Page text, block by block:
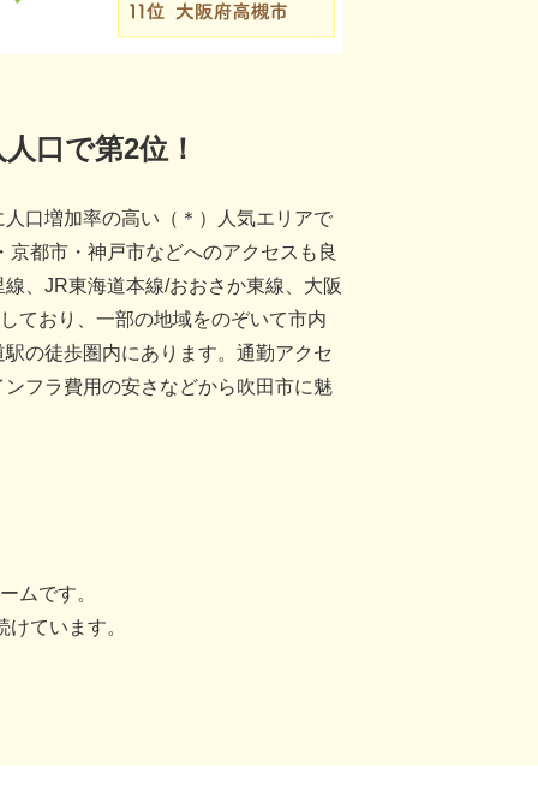
口で第2位！
口増加率の高い（＊）人気エリアで
都市・神戸市などへのアクセスも良
、JR東海道本線/おおさか東線、大阪
ており、一部の地域をのぞいて市内
の徒歩圏内にあります。通勤アクセ
フラ費用の安さなどから吹田市に魅
ムです。
ています。